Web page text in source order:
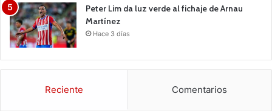
Peter Lim da luz verde al fichaje de Arnau
Martínez
Hace 3 días
Reciente Comentarios